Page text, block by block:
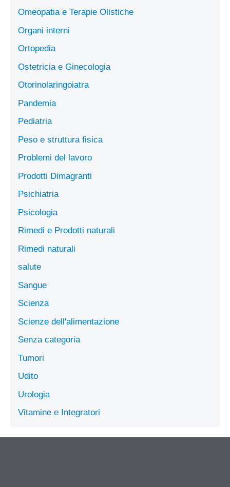
Omeopatia e Terapie Olistiche
Organi interni
Ortopedia
Ostetricia e Ginecologia
Otorinolaringoiatra
Pandemia
Pediatria
Peso e struttura fisica
Problemi del lavoro
Prodotti Dimagranti
Psichiatria
Psicologia
Rimedi e Prodotti naturali
Rimedi naturali
salute
Sangue
Scienza
Scienze dell'alimentazione
Senza categoria
Tumori
Udito
Urologia
Vitamine e Integratori